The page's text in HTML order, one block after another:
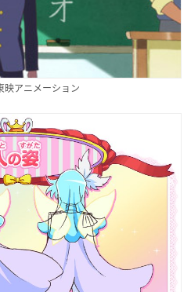
映アニメーション